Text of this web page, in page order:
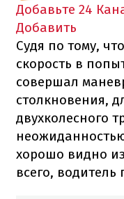
Добавьте 24
Добавить
Судя по тому,
скорость в
совершал
столкновения,
двухколесного
хорошо видно
всего,